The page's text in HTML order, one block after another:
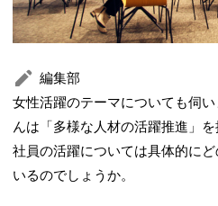
編集部
女性活躍のテーマについても伺
んは「多様な人材の活躍推進」
社員の活躍については具体的に
いるのでしょうか。